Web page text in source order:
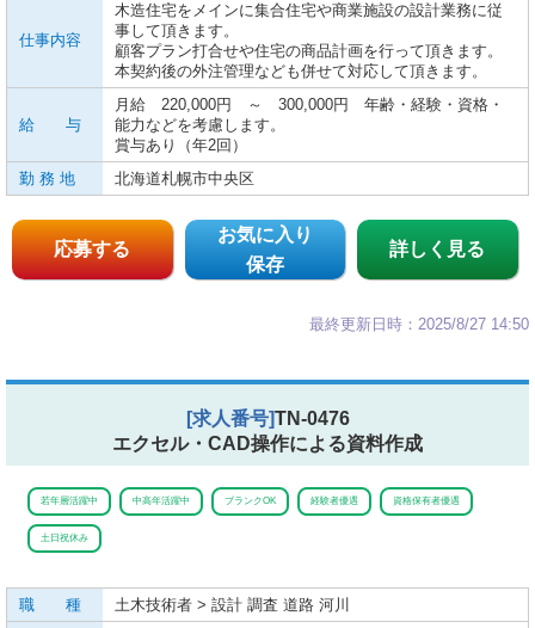
仕事内容
木造住宅をメインに集合住宅や商業施設の設計業務に従
事して頂きます。
顧客プラン打合せや住宅の商品計画を行って頂きます。
本契約後の外注管理なども併せて対応して頂きます。
給 与
月給 220,000円 ～ 300,000円 年齢・経験・資格・
能力などを考慮します。
賞与あり（年2回）
勤 務 地
北海道札幌市中央区
応募する
お気に入り
保存
詳しく見る
最終更新日時：2025/8/27 14:50
[求人番号]TN-0476
エクセル・CAD操作による資料作成
若年層活躍中 中高年活躍中 ブランクOK 経験者優遇 資格保有者優遇
土日祝休み
職 種 土木技術者 > 設計 調査 道路 河川